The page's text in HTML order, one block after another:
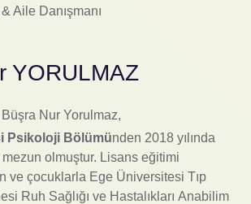
Aile Danışmanı
YORULMAZ
Nur Yorulmaz,
Psikoloji Bölümünden 2018 yılında
olmuştur. Lisans eğitimi
ve çocuklarla Ege Üniversitesi Tıp
Ruh Sağlığı ve Hastalıkları Anabilim